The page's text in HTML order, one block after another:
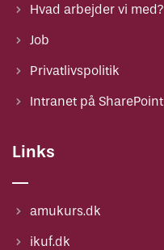
Hvad arbejder vi med?
Job
Privatlivspolitik
Intranet på SharePoint
Links
amukurs.dk
ikuf.dk